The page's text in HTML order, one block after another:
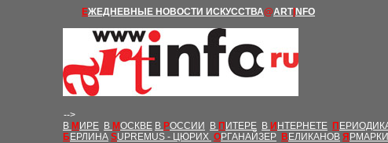
ЕЖЕДНЕВНЫЕ Н ОВОСТИ ИСКУССТВА@ARTI NFO
-->
В М ИРЕ В МОСКВЕ В РОССИИ В П ИТЕРЕ В И НТЕРНЕТЕ П
БЕРЛИНА SUPREMUS - ЦЮРИХ ОРГАНАЙЗЕР В ЕЛИКАНОВ Я РМАРКИ